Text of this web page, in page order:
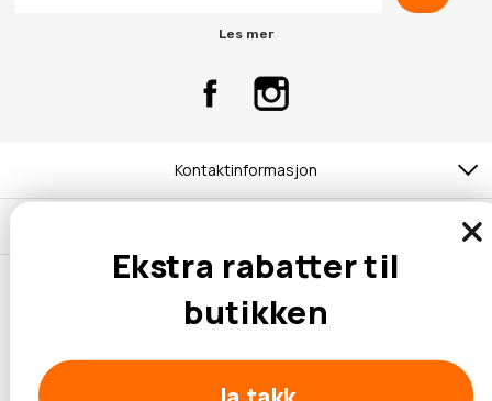
Les mer
Kontaktinformasjon
Ekstra rabatter til
butikken